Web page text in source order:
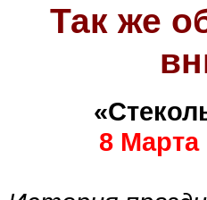
Так же
8